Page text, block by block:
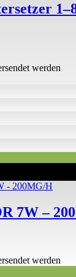
werden
7W –
werden